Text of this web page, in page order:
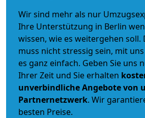
Wir sind mehr als nur
Ihre Unterstützung in Berlin
wissen, wie es weitergehen soll.
muss nicht stressig sein, mit
es ganz einfach. Geben Sie uns
Ihrer Zeit und Sie erhalten
unverbindlicheAngebote von
Partnernetzwerk. Wir
besten Preise.